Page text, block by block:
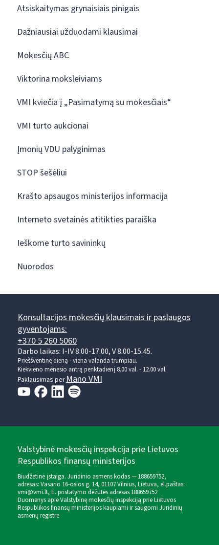
Atsiskaitymas grynaisiais pinigais
Dažniausiai užduodami klausimai
Mokesčių ABC
Viktorina moksleiviams
VMI kviečia į „Pasimatymą su mokesčiais“
VMI turto aukcionai
Įmonių VDU palyginimas
STOP šešėliui
Krašto apsaugos ministerijos informacija
Interneto svetainės atitikties paraiška
Ieškome turto savininkų
Nuorodos
Konsultacijos mokesčių klausimais ir paslaugos
gyventojams:
+370 5 260 5060
Darbo laikas: I-IV 8.00-17.00, V 8.00-15.45.
Prieššventinę dieną - viena valanda trumpiau.
Kiekvieno mėnesio antrą penktadienį 8.00 val. - 12.00 val.
Paklausimas perMano VMI
Valstybinė mokesčių inspekcija prie Lietuvos
Respublikos finansų ministerijos
Biudžetinė įstaiga. Juridinio asmens kodas — 188659752,
adresas: Vasario 16-osios g. 14, 01107 Vilnius, Lietuva, el.paštas:
vmi@vmi.lt, E. pristatymo dėžutės adresas 188659752
Duomenys apie Valstybinę mokesčių inspekciją prie Lietuvos
Respublikos finansų ministerijos kaupiami ir saugomi Juridinių
asmenų registre